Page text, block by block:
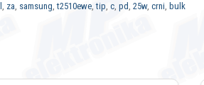
, za, samsung,t2510ewe,tip, c, pd, 25w, crni, bulk